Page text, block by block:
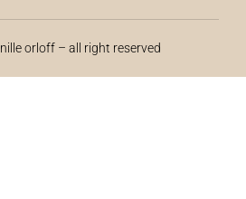
orloff – all right reserved